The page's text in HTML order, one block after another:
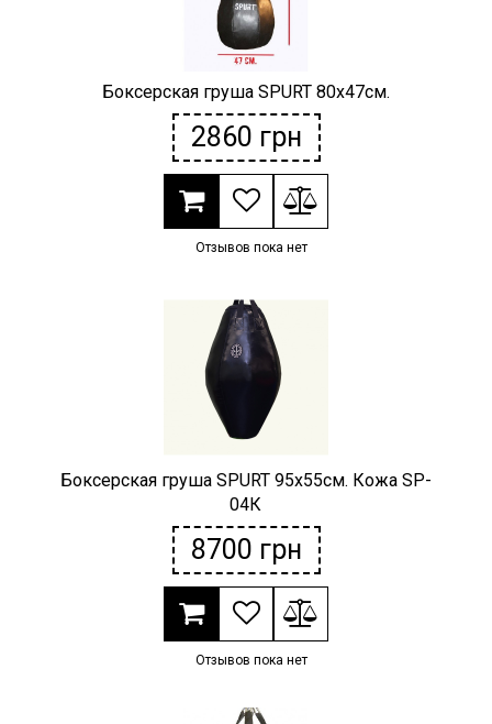
Боксерская груша SPURT 80х47см.
2860 грн
Отзывов пока нет
Боксерская груша SPURT 95х55см. Кожа SP-
04К
8700 грн
Отзывов пока нет